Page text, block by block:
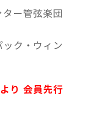
ー管弦楽団
ック・ウィン
り 会員先行